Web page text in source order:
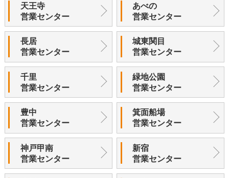
天王寺
営業センター
あべの
営業センター
長居
営業センター
城東関目
営業センター
千里
営業センター
緑地公園
営業センター
豊中
営業センター
箕面船場
営業センター
神戸甲南
営業センター
新宿
営業センター